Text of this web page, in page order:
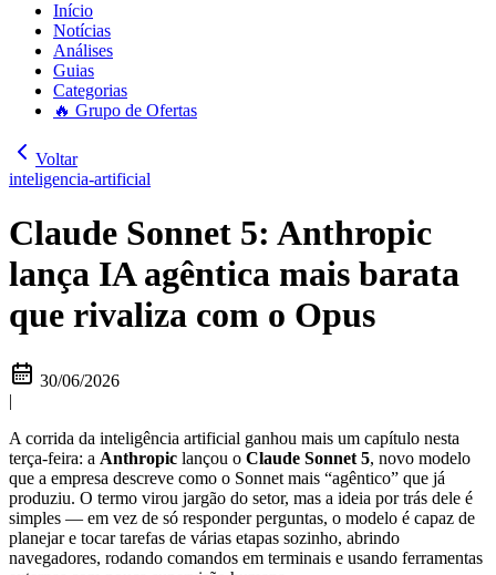
Início
Notícias
Análises
Guias
Categorias
🔥 Grupo de Ofertas
Voltar
inteligencia-artificial
Claude Sonnet 5: Anthropic
lança IA agêntica mais barata
que rivaliza com o Opus
30/06/2026
|
A corrida da inteligência artificial ganhou mais um capítulo nesta
terça-feira: a Anthropic lançou o Claude Sonnet 5, novo modelo
que a empresa descreve como o Sonnet mais “agêntico” que já
produziu. O termo virou jargão do setor, mas a ideia por trás dele é
simples — em vez de só responder perguntas, o modelo é capaz de
planejar e tocar tarefas de várias etapas sozinho, abrindo
navegadores, rodando comandos em terminais e usando ferramentas